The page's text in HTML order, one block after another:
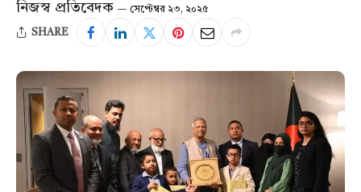
নিজস্ব প্রতিবেদক সেপ্টেম্বর ২৩, ২০২৫
SHARE